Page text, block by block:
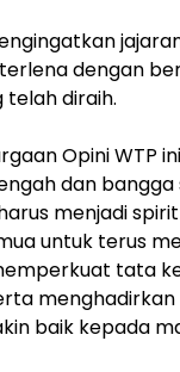
dengan
diraih.
Opini WTP
dan
menjadi
untuk terus
tata
baik kepada